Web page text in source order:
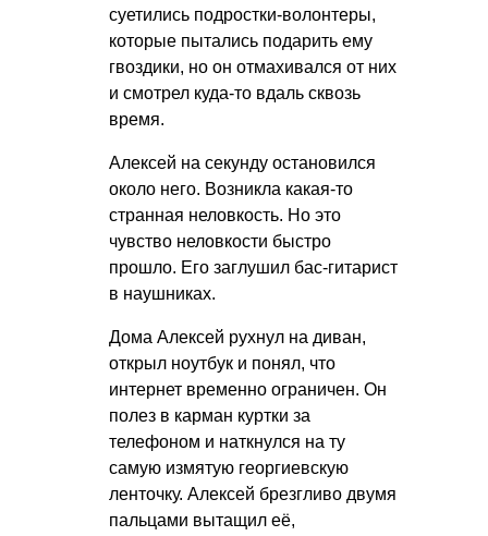
суетились подростки-волонтеры,
которые пытались подарить ему
гвоздики, но он отмахивался от них
и смотрел куда-то вдаль сквозь
время.
Алексей на секунду остановился
около него. Возникла какая-то
странная неловкость. Но это
чувство неловкости быстро
прошло. Его заглушил бас-гитарист
в наушниках.
Дома Алексей рухнул на диван,
открыл ноутбук и понял, что
интернет временно ограничен. Он
полез в карман куртки за
телефоном и наткнулся на ту
самую измятую георгиевскую
ленточку. Алексей брезгливо двумя
пальцами вытащил её,